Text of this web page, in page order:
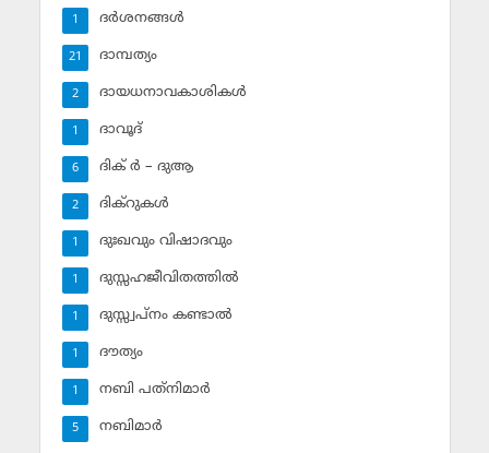
ദര്‍ശനങ്ങള്‍
1
ദാമ്പത്യം
21
ദായധനാവകാശികള്‍
2
ദാവൂദ്‌
1
ദിക് ര്‍ – ദുആ
6
ദിക്‌റുകള്‍
2
ദുഃഖവും വിഷാദവും
1
ദുസ്സഹജീവിതത്തില്‍
1
ദുസ്സ്വപ്‌നം കണ്ടാല്‍
1
ദൗത്യം
1
നബി പത്‌നിമാര്‍
1
നബിമാര്‍
5